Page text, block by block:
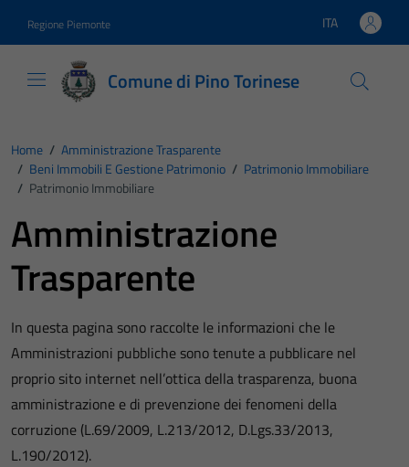
Regione Piemonte Lingua attiva:
ITA
Comune di Pino Torinese
Home / Amministrazione Trasparente
/ Beni Immobili E Gestione Patrimonio / Patrimonio Immobiliare
/ Patrimonio Immobiliare
Amministrazione
Trasparente
In questa pagina sono raccolte le informazioni che le
Amministrazioni pubbliche sono tenute a pubblicare nel
proprio sito internet nell’ottica della trasparenza, buona
amministrazione e di prevenzione dei fenomeni della
corruzione (L.69/2009, L.213/2012, D.Lgs.33/2013,
L.190/2012).